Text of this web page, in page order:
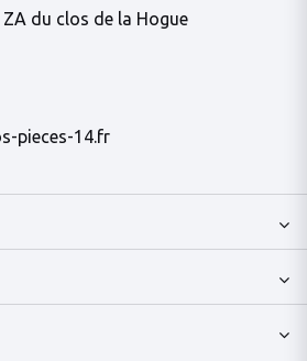
ZA du clos de la Hogue
pieces-14.fr